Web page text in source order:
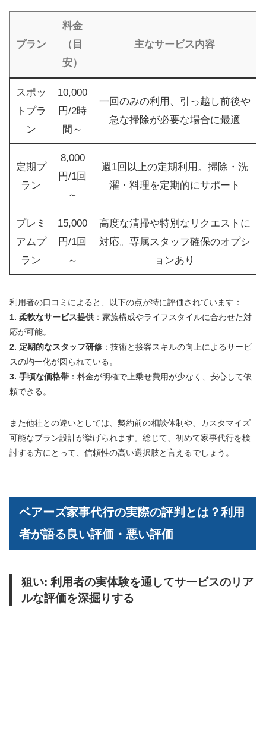
プラン
料金
（目
安）
主なサービス内容
スポッ
トプラ
ン
10,000
円/2時
間～
一回のみの利用、引っ越し前後や
急な掃除が必要な場合に最適
定期プ
ラン
8,000
円/1回
～
週1回以上の定期利用。掃除・洗
濯・料理を定期的にサポート
プレミ
アムプ
ラン
15,000
円/1回
～
高度な清掃や特別なリクエストに
対応。専属スタッフ確保のオプシ
ョンあり
利用者の口コミによると、以下の点が特に評価されています：
1. 柔軟なサービス提供 ：家族構成やライフスタイルに合わせた対
応が可能。
2. 定期的なスタッフ研修 ：技術と接客スキルの向上によるサービ
スの均一化が図られている。
3. 手頃な価格帯 ：料金が明確で上乗せ費用が少なく、安心して依
頼できる。
また他社との違いとしては、契約前の相談体制や、カスタマイズ
可能なプラン設計が挙げられます。総じて、初めて家事代行を検
討する方にとって、信頼性の高い選択肢と言えるでしょう。
ベアーズ家事代行の実際の評判とは？利用
者が語る良い評価・悪い評価
狙い: 利用者の実体験を通してサービスのリア
ルな評価を深掘りする